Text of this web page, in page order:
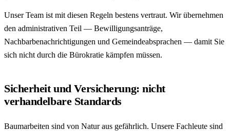
Unser Team ist mit diesen Regeln bestens vertraut. Wir übernehmen
den administrativen Teil — Bewilligungsanträge,
Nachbarbenachrichtigungen und Gemeindeabsprachen — damit Sie
sich nicht durch die Bürokratie kämpfen müssen.
Sicherheit und Versicherung: nicht
verhandelbare Standards
Baumarbeiten sind von Natur aus gefährlich. Unsere Fachleute sind